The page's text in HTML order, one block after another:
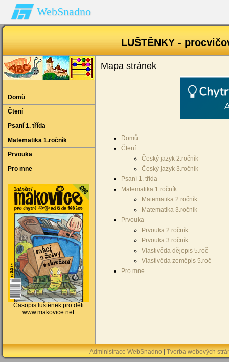
WebSnadno
LUŠTĚNKY -
Domů
Čtení
Psaní 1. třída
Matematika 1.ročník
Prvouka
Pro mne
Časopis luštěnek pro děti
www.makovice.net
Mapa stránek
Domů
Čtení
Český jazyk 2.ročník
Český jazyk 3.ročník
Psaní 1. třída
Matematika 1.ročník
Matematika 2.ročník
Matematika 3.ročník
Prvouka
Prvouka 2.ročník
Prvouka 3.ročník
Vlastivěda dějepis 5.roč
Vlastivěda zeměpis 5.roč
Pro mne
Administrace WebSnadno Tvorba webových